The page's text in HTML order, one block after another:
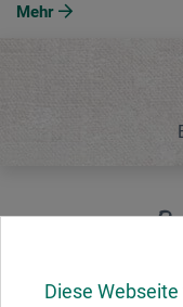
Diese
Mehr
Aus MDF mit